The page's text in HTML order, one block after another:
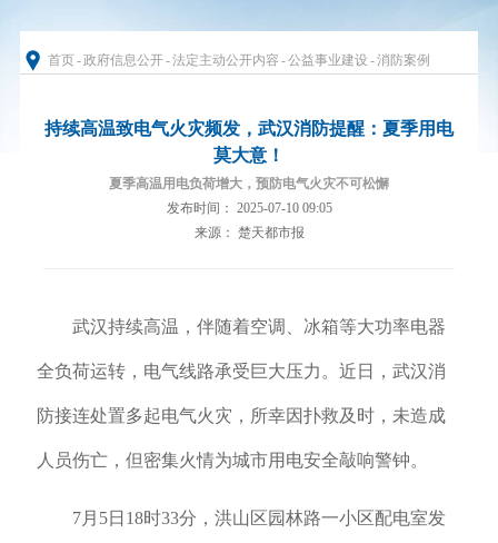
首页-政府信息公开-法定主动公开内容 -公益事业建设 -消防案例
持续高温致电气火灾频发，武汉消防提醒：夏季用电
莫大意！
夏季高温用电负荷增大，预防电气火灾不可松懈
发布时间： 2025-07-10 09:05
来源： 楚天都市报
武汉持续高温，伴随着空调、冰箱等大功率电器
全负荷运转，电气线路承受巨大压力。近日，武汉消
防接连处置多起电气火灾，所幸因扑救及时，未造成
人员伤亡，但密集火情为城市用电安全敲响警钟。
7月5日18时33分，洪山区园林路一小区配电室发